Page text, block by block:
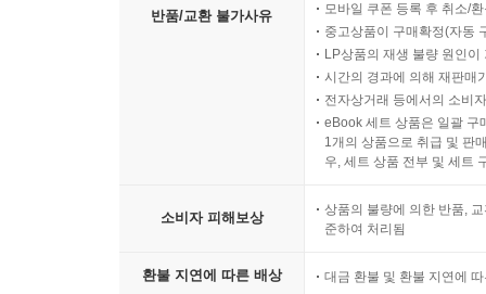
반품/교환 불가사유
모바일 쿠폰 등록 후 취소/
중고상품이 구매확정(자동
LP상품의 재생 불량 원인
시간의 경과에 의해 재판매
전자상거래 등에서의 소비
eBook 세트 상품은 일괄 구
1개의 상품으로 취급 및 판
우, 세트 상품 전부 및 세트
소비자 피해보상
상품의 불량에 의한 반품,
준하여 처리됨
환불 지연에 따른 배상 대금 환불 및 환불 지연에